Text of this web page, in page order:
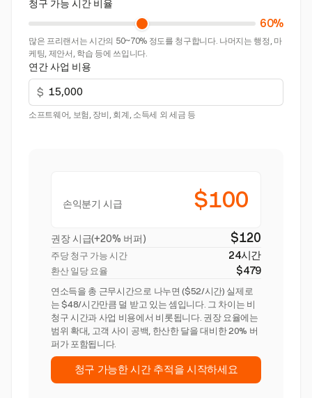
청구 가능 시간 비율
60%
많은 프리랜서는 시간의 50~70% 정도를 청구합니다. 나머지는 행정, 마
케팅, 제안서, 학습 등에 쓰입니다.
연간 사업 비용
$
소프트웨어, 보험, 장비, 회계, 소득세 외 세금 등
손익분기 시급 $100
권장 시급(+20% 버퍼) $120
주당 청구 가능 시간 24시간
환산 일당 요율 $479
연소득을 총 근무시간으로 나누면 ($52/시간) 실제로
는 $48/시간만큼 덜 받고 있는 셈입니다. 그 차이는 비
청구 시간과 사업 비용에서 비롯됩니다. 권장 요율에는
범위 확대, 고객 사이 공백, 한산한 달을 대비한 20% 버
퍼가 포함됩니다.
청구 가능한 시간 추적을 시작하세요